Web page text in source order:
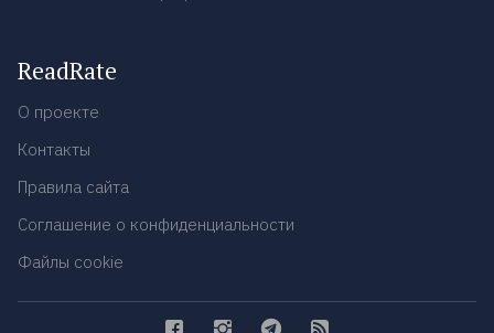
ReadRate
О проекте
Контакты
Правила сайта
Соглашение о конфиденциальности
Файлы cookie